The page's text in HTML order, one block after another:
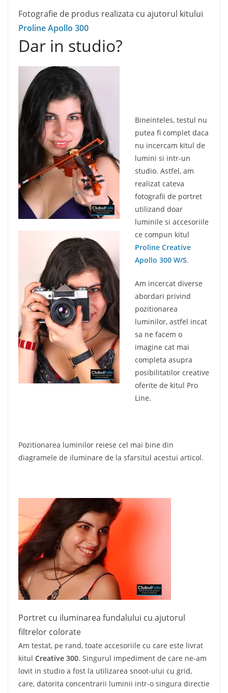
Fotografie de produs realizata cu ajutorul kitului
Proline Apollo 300
Dar in studio?
Bineinteles, testul nu
putea fi complet daca
nu incercam kitul de
lumini si intr-un
studio. Astfel, am
realizat cateva
fotografii de portret
utilizand doar
luminile si accesoriile
ce compun kitul
Proline Creative
Apollo 300 W/S.
Am incercat diverse
abordari privind
pozitionarea
luminilor, astfel incat
sa ne facem o
imagine cat mai
completa asupra
posibilitatilor creative
oferite de kitul Pro
Line.
Pozitionarea luminilor reiese cel mai bine din
diagramele de iluminare de la sfarsitul acestui articol.
Portret cu iluminarea fundalului cu ajutorul
filtrelor colorate
Am testat, pe rand, toate accesoriile cu care este livrat
kitul Creative 300. Singurul impediment de care ne-am
lovit in studio a fost la utilizarea snoot-ului cu grid,
care, datorita concentrarii luminii intr-o singura directie